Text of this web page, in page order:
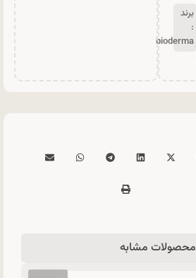
برند
:
bioderma
محصولات مشابه